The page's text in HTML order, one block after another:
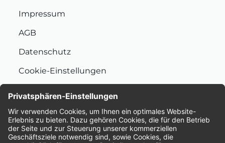
Impressum
AGB
Datenschutz
Cookie-Einstellungen
Bewertungen